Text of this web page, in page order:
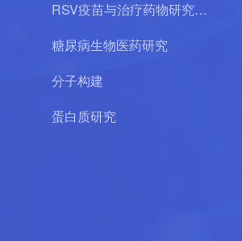
RSV疫苗与治疗药物研究专
题
糖尿病生物医药研究
分子构建
蛋白质研究